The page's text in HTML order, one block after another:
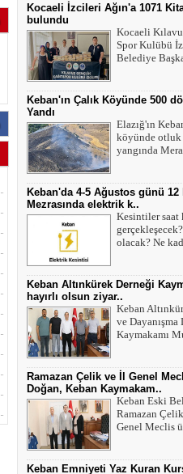
DİKİLİ TAŞLAR - 8
Kocaeli İzcileri Ağın'a 1071
bulundu
Kocaeli
Spor Kulübü
Belediye
Keban'ın Çalık Köyünde 500
Yandı
Elazığ'ın
köyünde otluk
yangında Mera
Keban'da 4-5 Ağustos günü 12
Mezrasında elektrik k..
Kesintiler saat
olacak? Ne
Keban Altınkürek Derneği
hayırlı olsun ziyar..
Keban
ve Dayanışma
Kaymakamı
Ramazan Çelik ve İl Genel
Doğan, Keban Kaymakam..
Keban Eski
Ramazan
Genel Meclis
Keban Emniyeti Yaz Kuran